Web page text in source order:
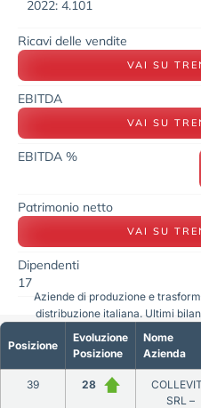
2022: 4.101
Ricavi delle vendite
VAI SU
EBITDA
VAI SU
EBITDA %
Patrimonio netto
VAI SU
Dipendenti
17
Posizione
Evoluzione
Posizione
Nome
Azienda
39 28
SRL –
Aziende di produzione e
distribuzione italiana. Ultimi